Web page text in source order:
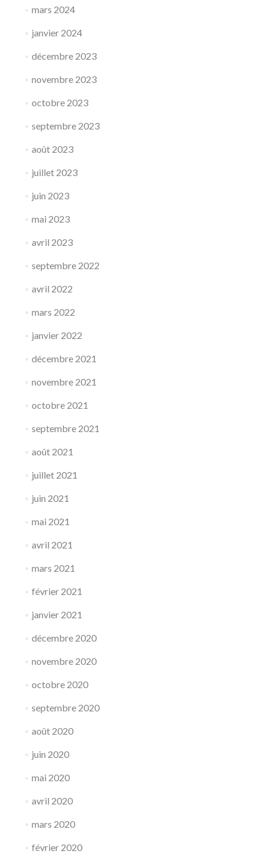
mars 2024
janvier 2024
décembre 2023
novembre 2023
octobre 2023
septembre 2023
août 2023
juillet 2023
juin 2023
mai 2023
avril 2023
septembre 2022
avril 2022
mars 2022
janvier 2022
décembre 2021
novembre 2021
octobre 2021
septembre 2021
août 2021
juillet 2021
juin 2021
mai 2021
avril 2021
mars 2021
février 2021
janvier 2021
décembre 2020
novembre 2020
octobre 2020
septembre 2020
août 2020
juin 2020
mai 2020
avril 2020
mars 2020
février 2020